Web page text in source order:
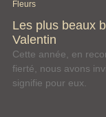
Fleurs
Les plus beaux
Valentin
Cette année, en
fierté, nous avons
signifie pour eux.